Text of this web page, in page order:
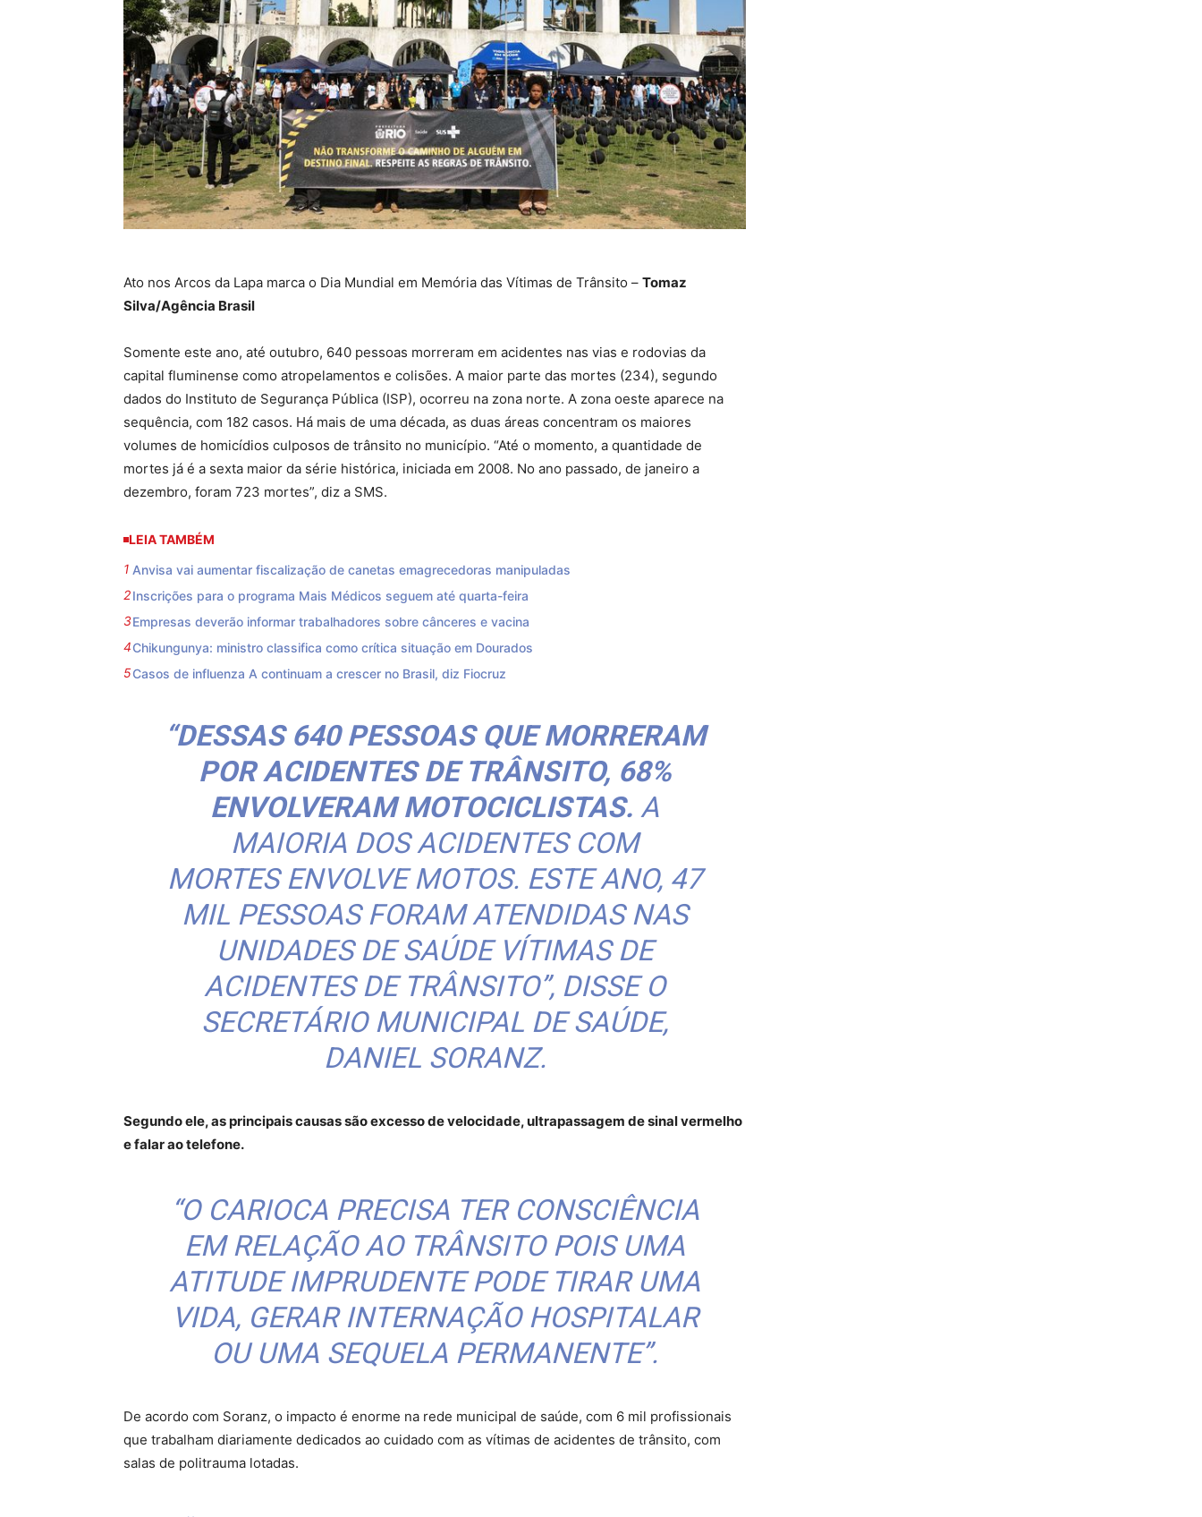
Ato nos Arcos da Lapa marca o Dia Mundial em Memória das Vítimas de Trânsito – Tomaz
Silva/Agência Brasil
Somente este ano, até outubro, 640 pessoas morreram em acidentes nas vias e rodovias da
capital fluminense como atropelamentos e colisões. A maior parte das mortes (234), segundo
dados do Instituto de Segurança Pública (ISP), ocorreu na zona norte. A zona oeste aparece na
sequência, com 182 casos. Há mais de uma década, as duas áreas concentram os maiores
volumes de homicídios culposos de trânsito no município. “Até o momento, a quantidade de
mortes já é a sexta maior da série histórica, iniciada em 2008. No ano passado, de janeiro a
dezembro, foram 723 mortes”, diz a SMS.
LEIA TAMBÉM
Anvisa vai aumentar fiscalização de canetas emagrecedoras manipuladas
Inscrições para o programa Mais Médicos seguem até quarta-feira
Empresas deverão informar trabalhadores sobre cânceres e vacina
Chikungunya: ministro classifica como crítica situação em Dourados
Casos de influenza A continuam a crescer no Brasil, diz Fiocruz
“DESSAS 640 PESSOAS QUE MORRERAM
POR ACIDENTES DE TRÂNSITO, 68%
ENVOLVERAM MOTOCICLISTAS. A
MAIORIA DOS ACIDENTES COM
MORTES ENVOLVE MOTOS. ESTE ANO, 47
MIL PESSOAS FORAM ATENDIDAS NAS
UNIDADES DE SAÚDE VÍTIMAS DE
ACIDENTES DE TRÂNSITO”, DISSE O
SECRETÁRIO MUNICIPAL DE SAÚDE,
DANIEL SORANZ.
Segundo ele, as principais causas são excesso de velocidade, ultrapassagem de sinal vermelho
e falar ao telefone.
“O CARIOCA PRECISA TER CONSCIÊNCIA
EM RELAÇÃO AO TRÂNSITO POIS UMA
ATITUDE IMPRUDENTE PODE TIRAR UMA
VIDA, GERAR INTERNAÇÃO HOSPITALAR
OU UMA SEQUELA PERMANENTE”.
De acordo com Soranz, o impacto é enorme na rede municipal de saúde, com 6 mil profissionais
que trabalham diariamente dedicados ao cuidado com as vítimas de acidentes de trânsito, com
salas de politrauma lotadas.